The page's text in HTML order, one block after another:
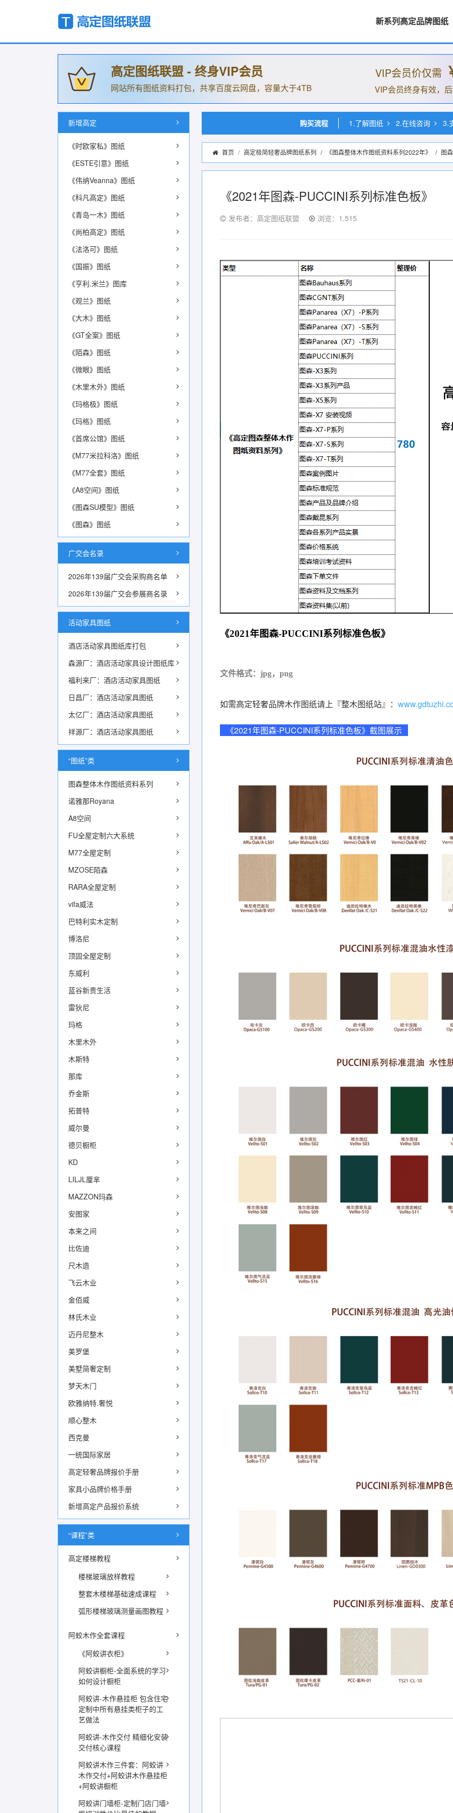
新系列高定品牌图纸
高定图纸联盟 - 终身VIP会员
网站所有图纸资料打包，共享百度云网盘，容量大于4TB
VIP会员价仅需
VIP会员终身有效，
新增高定
《时欧家私》图纸
《ESTE引意》图纸
《伟纳Veanna》图纸
《科凡高定》图纸
《青岛一木》图纸
《尚柏高定》图纸
《法洛可》图纸
《国振》图纸
《亨利.米兰》图库
《观兰》图纸
《大木》图纸
《GT全案》图纸
《陌森》图纸
《微眼》图纸
《木里木外》图纸
《玛格极》图纸
《玛格》图纸
《首席公馆》图纸
《M77米拉科洛》图纸
《M77全套》图纸
《A8空间》图纸
《图森SU模型》图纸
《图森》图纸
广交会名录
2026年139届广交会采购商名单
2026年139届广交会参展商名录
活动家具图纸
酒店活动家具图纸库打包
森源厂：酒店活动家具设计图纸库
福利来厂：酒店活动家具图纸
日昌厂：酒店活动家具图纸
太亿厂：酒店活动家具图纸
祥源厂：酒店活动家具图纸
“图纸”类
图森整体木作图纸资料系列
诺雅那Royana
A8空间
FU全屋定制六大系统
M77全屋定制
MZOSE陌森
RARA全屋定制
vifa威法
巴特利实木定制
博洛尼
顶固全屋定制
东威利
蓝谷新贵生活
雷狄尼
玛格
木里木外
木斯特
那库
乔金斯
拓普特
威尔曼
德贝橱柜
KD
LILJL厘芈
MAZZON玛森
安图家
本来之间
比佐迪
尺木造
飞云木业
金佰威
林氏木业
迈丹尼整木
美罗堡
美墅简奢定制
梦天木门
欧雅纳特.奢悦
顺心整木
西克曼
一统国际家居
高定轻奢品牌报价手册
家具小品牌价格手册
新增高定产品报价系统
“课程”类
高定楼梯教程
楼梯玻璃放样教程
整套木楼梯基础速成课程
弧形楼梯玻璃测量画图教程
阿蛟木作全套课程
《阿蛟讲衣柜》
阿蛟讲橱柜-全面系统的学习
如何设计橱柜
阿蛟讲-木作悬挂柜 包含住宅
定制中所有悬挂类柜子的工
艺做法
阿蛟讲-木作交付 精细化安装
交付核心课程
阿蛟讲木作三件套：阿蛟讲
木作交付+阿蛟讲木作悬挂柜
+阿蛟讲橱柜
阿蛟讲门墙柜-定制门店门墙
购买流程 1.了解图纸 2.在线咨询 3.
首页 高定极简轻奢品牌图纸系列 / 《图森整体木作图纸资料系列2022年》 / 图
《2021年图森-PUCCINI系列标准色板》
发布者：高定图纸联盟 浏览：1,515
《2021年图森-PUCCINI系列标准色板》
文件格式：jpg，png
如需高定轻奢品牌木作图纸请上『整木图纸站』：
《2021年图森-PUCCINI系列标准色板》截图展示